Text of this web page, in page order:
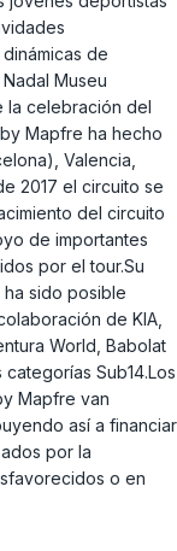
de
Museu
la celebración del
Mapfre ha hecho
Valencia,
2017 el circuito se
del circuito
de importantes
por el tour.Su
sido posible
de KIA,
World, Babolat
Sub14.Los
Mapfre van
así a financiar
por la
o en